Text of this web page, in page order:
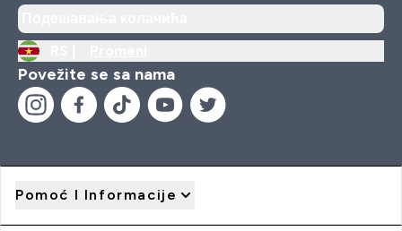
Povežite se sa nama
Pomoć I Informacije